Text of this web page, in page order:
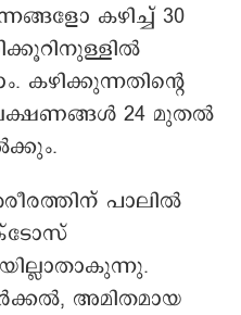
കഴിച്ച് 30
കഴിക്കുന്നതിന്റെ
24 മുതല്‍
പാലില്‍
അമിതമായ